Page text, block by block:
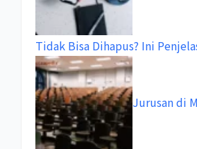
Tidak Bisa Dihapus? Ini
Jurusan di